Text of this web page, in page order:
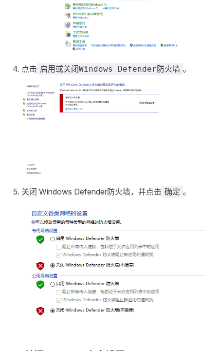
点击 启用或关闭Windows Defender防火墙 。
关闭 Windows Defender防火墙，并点击 确定 。